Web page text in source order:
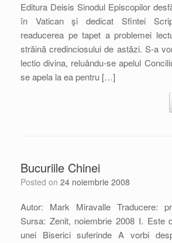
Editura Deisis Sinodul Episcopilor
în Vatican şi dedicat Sfintei
readucerea pe tapet a problemei
străină credinciosului de astăzi. S-a
lectio divina, reluându-se apelul
se apela la ea pentru […]
Bucuriile Chinei
Posted on 24 noiembrie 2008
Autor: Mark Miravalle Traducere:
Sursa: Zenit, noiembrie 2008 I. Este
unei Biserici suferinde A vorbi